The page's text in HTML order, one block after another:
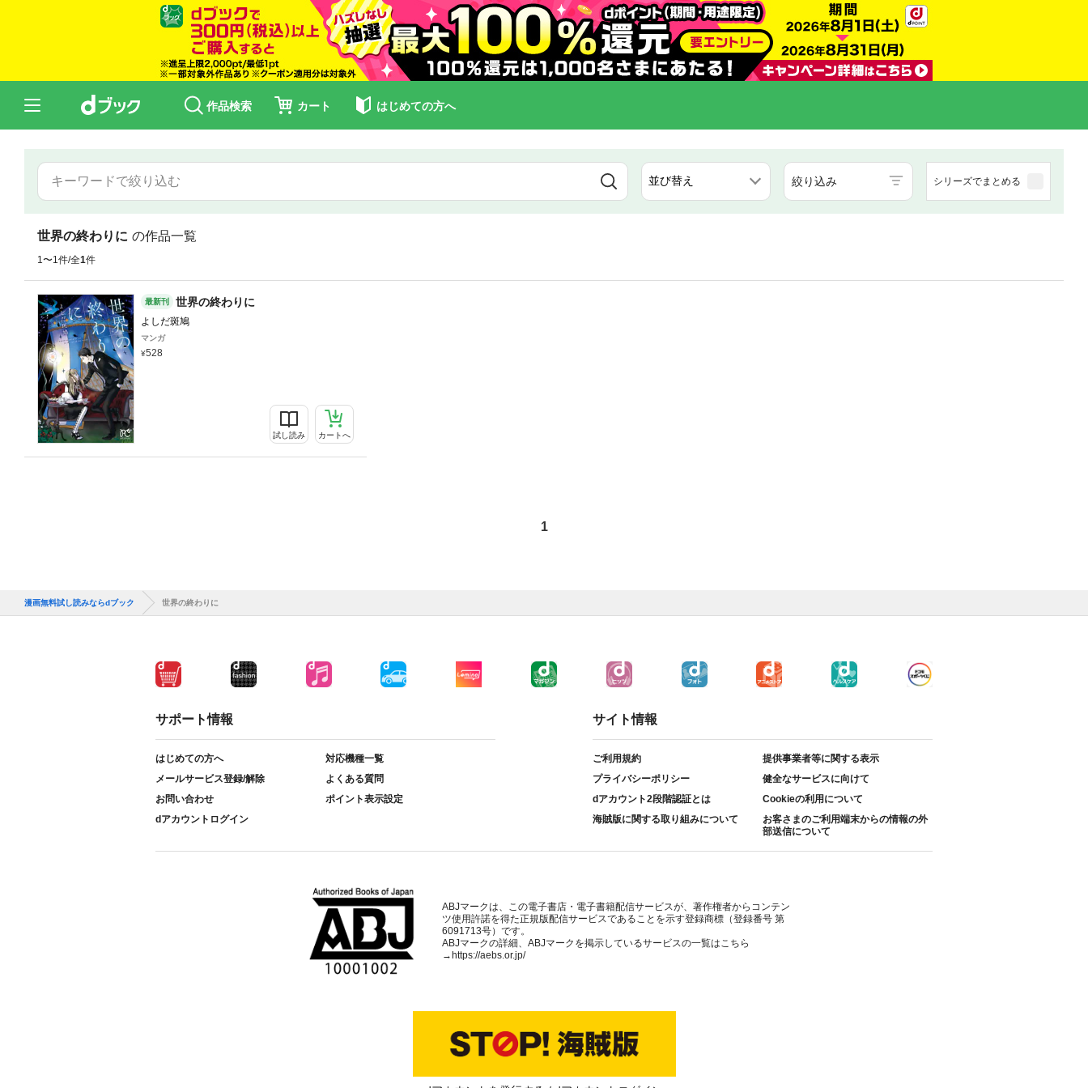
作品検索 カート はじめての方へ
絞り込み シリーズでまとめる
世界の終わりに の作品一覧
1〜1件/全1件
最新刊 世界の終わりに
よしだ斑鳩
マンガ
528
試し読み カートへ
1
漫画無料試し読みならdブック 世界の終わりに
サポート情報
はじめての方へ
対応機種一覧
メールサービス登録/解除
よくある質問
お問い合わせ
ポイント表示設定
dアカウントログイン
サイト情報
ご利用規約
提供事業者等に関する表示
プライバシーポリシー
健全なサービスに向けて
dアカウント2段階認証とは
Cookieの利用について
海賊版に関する取り組みについて
お客さまのご利用端末からの情報の外
部送信について
ABJマークは、この電子書店・電子書籍配信サービスが、著作権者からコンテン
ツ使用許諾を得た正規版配信サービスであることを示す登録商標（登録番号 第
6091713号）です。
ABJマークの詳細、ABJマークを掲示しているサービスの一覧はこちら
→ https://aebs.or.jp/